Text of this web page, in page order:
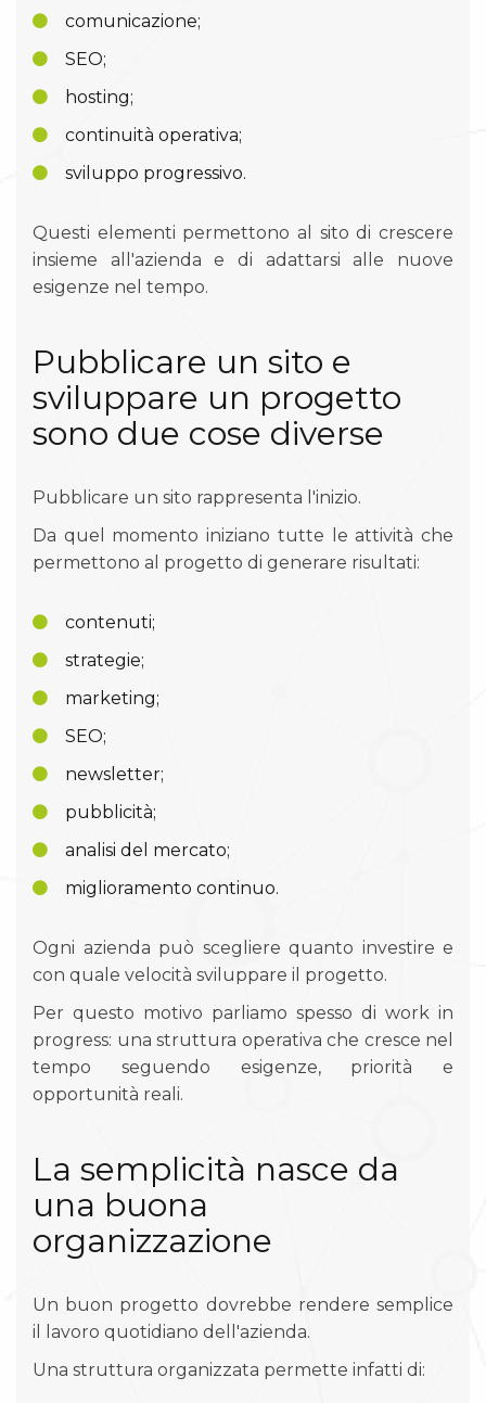
comunicazione;
SEO;
hosting;
continuità operativa;
sviluppo progressivo.
Questi elementi permettono al sito di crescere
insieme all'azienda e di adattarsi alle nuove
esigenze nel tempo.
Pubblicare un sito e
sviluppare un progetto
sono due cose diverse
Pubblicare un sito rappresenta l'inizio.
Da quel momento iniziano tutte le attività che
permettono al progetto di generare risultati:
contenuti;
strategie;
marketing;
SEO;
newsletter;
pubblicità;
analisi del mercato;
miglioramento continuo.
Ogni azienda può scegliere quanto investire e
con quale velocità sviluppare il progetto.
Per questo motivo parliamo spesso di work in
progress: una struttura operativa che cresce nel
tempo seguendo esigenze, priorità e
opportunità reali.
La semplicità nasce da
una buona
organizzazione
Un buon progetto dovrebbe rendere semplice
il lavoro quotidiano dell'azienda.
Una struttura organizzata permette infatti di: